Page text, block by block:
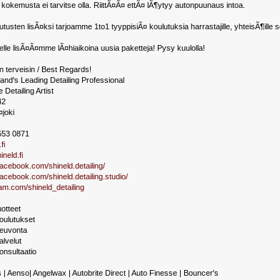
ei tarvitse olla. RiittÃ¤Ã¤ ettÃ¤ lÃ¶ytyy autonpuunaus intoa.
lisÃ¤ksi tarjoamme 1to1 tyyppisiÃ¤ koulutuksia harrastajille, yhteisÃ¶ille
lisÃ¤Ã¤mme lÃ¤hiaikoina uusia paketteja! Pysy kuulolla!
terveisin / Best Regards!
Leading Detailing Professional
Detailing Artist
0871
shineld.detailing/
shineld.detailing.studio/
shineld_detailing
| Aenso| Angelwax | Autobrite Direct | Auto Finesse | Bouncer's